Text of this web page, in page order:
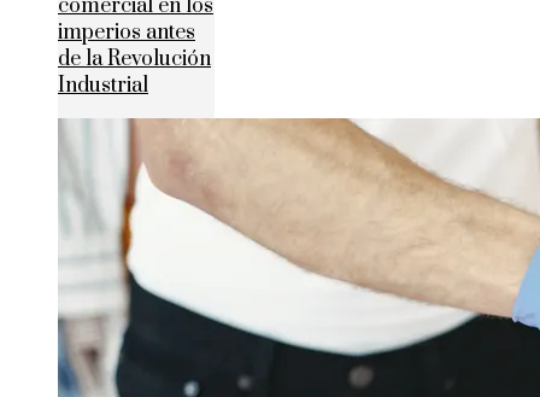
comercial en los
imperios antes
de la Revolución
Industrial